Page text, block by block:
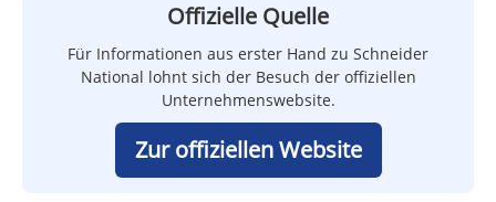
Offizielle Quelle
Für Informationen aus erster Hand zu Schneider
National lohnt sich der Besuch der offiziellen
Unternehmenswebsite.
Zur offiziellen Website